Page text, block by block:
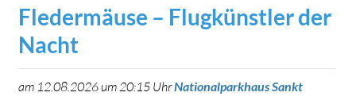
Fledermäuse – Flugkünstler der
Nacht
am 12.08.2026 um 20:15 UhrNationalparkhaus Sankt